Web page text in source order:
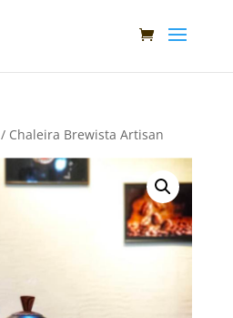
/ Chaleira Brewista Artisan